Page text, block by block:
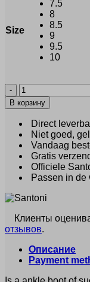
Size
7.5
8
8.5
9
9.5
10
Количество
товара
Santoni
Rinaldo
(32731)
В корзину
Direct
Niet goed,
Vandaag
Gratis
Officiele
Passen in de
Клиенты
отзывов.
Описание
Payment